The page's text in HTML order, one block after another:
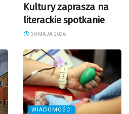
Kultury zaprasza na
literackie spotkanie
30 MAJA 2026
WIADOMOŚCI